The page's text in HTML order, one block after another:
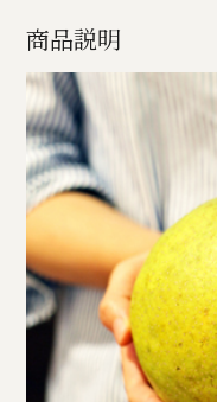
商品説明